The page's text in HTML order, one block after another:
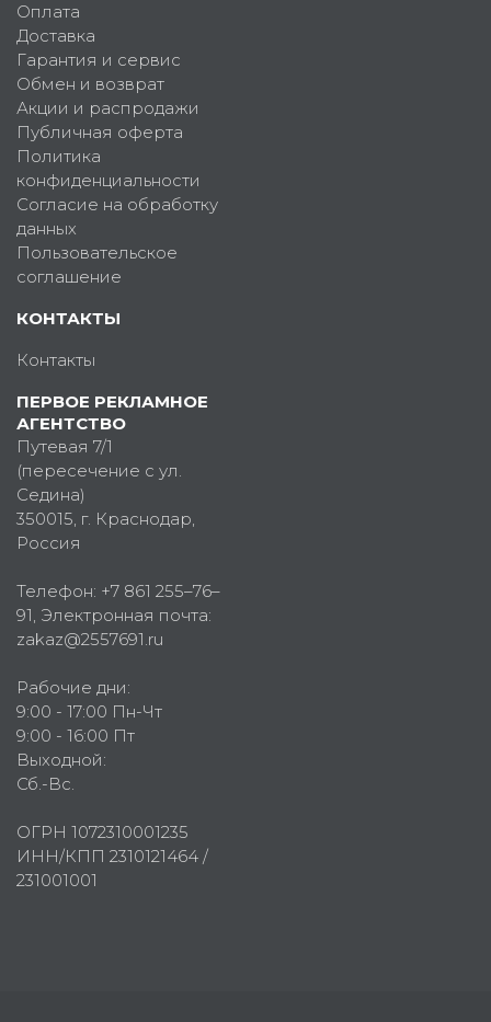
Оплата
Доставка
Гарантия и сервис
Обмен и возврат
Акции и распродажи
Публичная оферта
Политика
конфиденциальности
Согласие на обработку
данных
Пользовательское
соглашение
КОНТАКТЫ
Контакты
ПЕРВОЕ РЕКЛАМНОЕ
АГЕНТСТВО
Путевая 7/1
(пересечение с ул.
Седина)
350015, г. Краснодар,
Россия
Телефон: +7 861 255–76–
91, Электронная почта:
zakaz@2557691.ru
Рабочие дни:
9:00 - 17:00 Пн-Чт
9:00 - 16:00 Пт
Выходной:
Сб.-Вс.
ОГРН 1072310001235
ИНН/КПП 2310121464 /
231001001